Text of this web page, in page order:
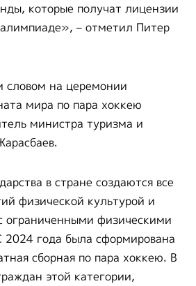
которые получат лицензии
– отметил Питер
словом на церемонии
мира по пара хоккею
министра туризма и
в стране создаются все
физической культурой и
ограниченными физическими
года была сформирована
сборная по пара хоккею. В
этой категории,